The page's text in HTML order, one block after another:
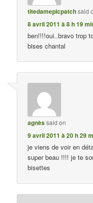
titedamepicpatchsaid
8 avril 2011 à 8 h 19
ben!!!!oui..bravo trop
bises chantal
agnèssaid on
9 avril 2011 à 20 h 29
je viens de voir en
super beau !!!! je te
bisettes